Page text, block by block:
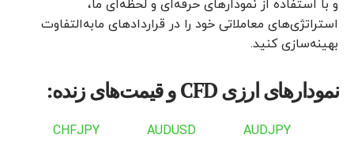
و با استفاده از نمودارهای حرفه‌ای و لحظه‌ای ما،
استراتژی‌های معاملاتی خود را در قراردادهای مابه‌التفاوت
بهینه‌سازی کنید.
نمودارهای ارزی CFD و قیمت‌های زنده:
AUDJPY
AUDUSD
CHFJPY